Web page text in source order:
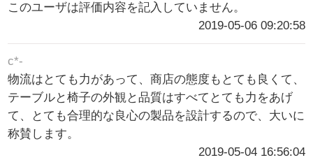
このユーザは評価内容を記入していません。
2019-05-06 09:20:58
c*-
物流はとても力があって、商店の態度もとても良くて、
テーブルと椅子の外観と品質はすべてとても力をあげ
て、とても合理的な良心の製品を設計するので、大いに
称賛します。
2019-05-04 16:56:04